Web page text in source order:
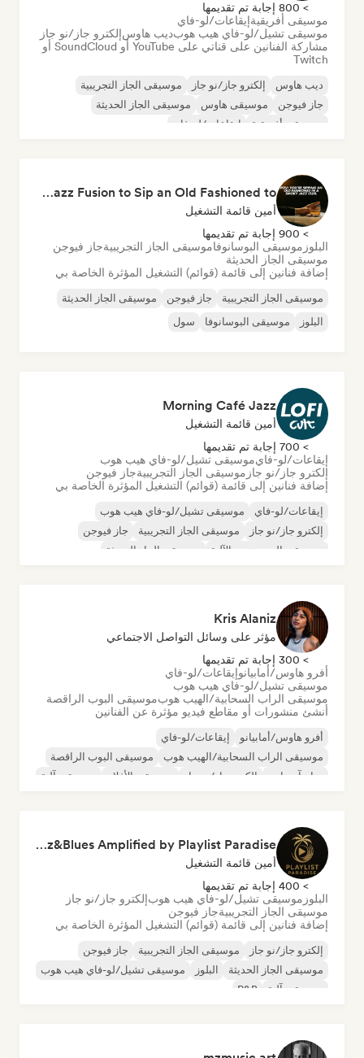
> 800 إجابة تم تقديمها
موسيقى أفريقيةإيقاعات/لو-فاي
موسيقى تشيل/لو-فاي هيب هوبديب هاوسإلكترو جاز/نو جاز
مشاركة الفنانين على قناتي على YouTube أو SoundCloud أو
Twitch
ديب هاوس إلكترو جاز/نو جاز
موسيقى الجاز التجريبية
جاز فيوجن
موسيقى هاوس
موسيقى الجاز الحديثة
موسيقى أفريقية
إيقاعات/لو-فاي
Smoky Jazz Club 🥃 Modern Jazz & Jazz Fusion to Sip an Old Fashioned to
أمين قائمة التشغيل
> 900 إجابة تم تقديمها
البلوز موسيقى البوسانوفاموسيقى الجاز التجريبيةجاز فيوجن
موسيقى الجاز الحديثة
إضافة فنانين إلى قائمة (قوائم) التشغيل المؤثرة الخاصة بي
موسيقى الجاز التجريبية جاز فيوجن
موسيقى الجاز الحديثة
البلوز
موسيقى البوسانوفا سول
Morning Café Jazz
أمين قائمة التشغيل
> 700 إجابة تم تقديمها
إيقاعات/لو-فايموسيقى تشيل/لو-فاي هيب هوب
إلكترو جاز/نو جاز موسيقى الجاز التجريبيةجاز فيوجن
إضافة فنانين إلى قائمة (قوائم) التشغيل المؤثرة الخاصة بي
إيقاعات/لو-فاي
موسيقى تشيل/لو-فاي هيب هوب
إلكترو جاز/نو جاز
موسيقى الجاز التجريبية
جاز فيوجن
موسيقى الهيب هوب الآلية
موسيقى الجاز الحديثة
Kris Alaniz
مؤثر على وسائل التواصل الاجتماعي
> 300 إجابة تم تقديمها
أفرو هاوس/أمابيانوإيقاعات/لو-فاي
موسيقى تشيل/لو-فاي هيب هوب
موسيقى الراب السحابية/الهيب هوبموسيقى البوب الراقصة
أنشئ منشورات أو مقاطع فيديو مؤثرة عن الفنانين
أفرو هاوس/أمابيانو
إيقاعات/لو-فاي
موسيقى الراب السحابية/الهيب هوب
موسيقى البوب الراقصة
درام آند باس
إلكترو جاز/نو جاز موسيقى الأفلام موسيقى آلية
Jazz&Blues Amplified by Playlist Paradise
أمين قائمة التشغيل
> 400 إجابة تم تقديمها
البلوز موسيقى تشيل/لو-فاي هيب هوبإلكترو جاز/نو جاز
موسيقى الجاز التجريبيةجاز فيوجن
إضافة فنانين إلى قائمة (قوائم) التشغيل المؤثرة الخاصة بي
إلكترو جاز/نو جاز موسيقى الجاز التجريبية
جاز فيوجن
موسيقى الجاز الحديثة
البلوز
موسيقى تشيل/لو-فاي هيب هوب
موسيقى آلية
R&B